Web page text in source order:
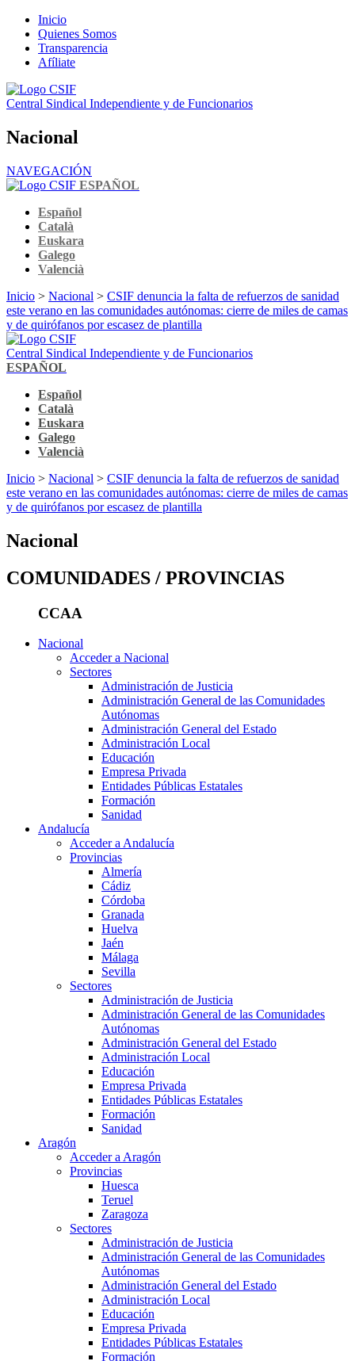
Inicio
Quienes Somos
Transparencia
Afíliate
Central Sindical Independiente y de Funcionarios
Nacional
NAVEGACIÓN
ESPAÑOL
Español
Català
Euskara
Galego
Valencià
Inicio > Nacional > CSIF denuncia la falta de refuerzos de sanidad
este verano en las comunidades autónomas: cierre de miles de camas
y de quirófanos por escasez de plantilla
Central Sindical Independiente y de Funcionarios
ESPAÑOL
Español
Català
Euskara
Galego
Valencià
Inicio > Nacional > CSIF denuncia la falta de refuerzos de sanidad
este verano en las comunidades autónomas: cierre de miles de camas
y de quirófanos por escasez de plantilla
Nacional
COMUNIDADES / PROVINCIAS
CCAA
Nacional
Acceder a Nacional
Sectores
Administración de Justicia
Administración General de las Comunidades
Autónomas
Administración General del Estado
Administración Local
Educación
Empresa Privada
Entidades Públicas Estatales
Formación
Sanidad
Andalucía
Acceder a Andalucía
Provincias
Almería
Cádiz
Córdoba
Granada
Huelva
Jaén
Málaga
Sevilla
Sectores
Administración de Justicia
Administración General de las Comunidades
Autónomas
Administración General del Estado
Administración Local
Educación
Empresa Privada
Entidades Públicas Estatales
Formación
Sanidad
Aragón
Acceder a Aragón
Provincias
Huesca
Teruel
Zaragoza
Sectores
Administración de Justicia
Administración General de las Comunidades
Autónomas
Administración General del Estado
Administración Local
Educación
Empresa Privada
Entidades Públicas Estatales
Formación